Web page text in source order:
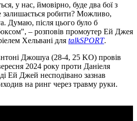
у нас, ймовірно, буде два бої з
робити? Можливо,
Думаю, після цього було б
– розповів промоутер Ей Джея
Хельвані для talkSPORT.
Джошуа (28-4, 25 KO) провів
2024 року проти Даніеля
Ей Джей несподівано зазнав
на ринг через травму руки.